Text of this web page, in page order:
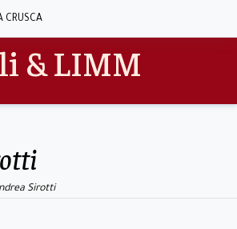
CRUSCA
& LIMM
Sirotti